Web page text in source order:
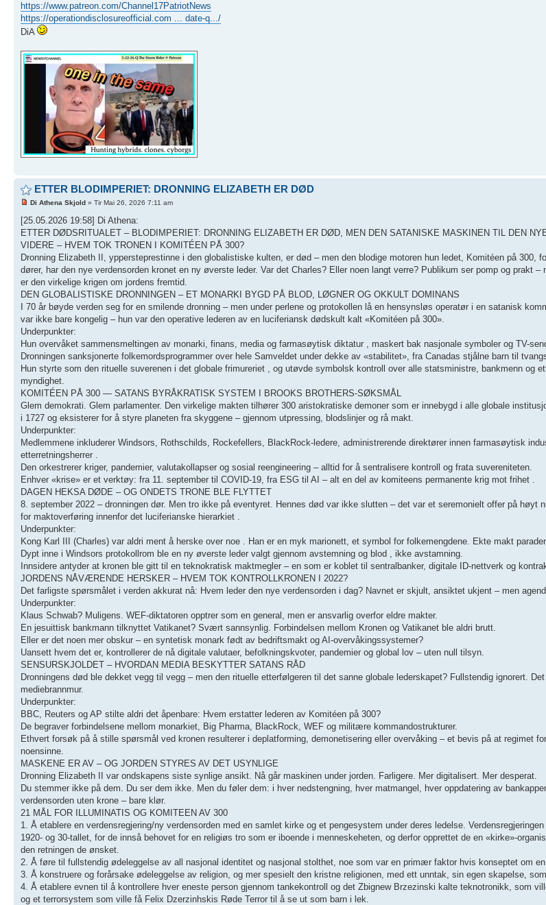
https://www.patreon.com/Channel17PatriotNews
https://operationdisclosureofficial.com ... date-q.../
DiA
ETTER BLODIMPERIET: DRONNING ELIZABETH ER DØD
Di Athena Skjold » Tir Mai 26, 2026 7:11 am
[25.05.2026 19:58] Di Athena:
ETTER DØDSRITUALET – BLODIMPERIET: DRONNING ELIZABETH ER DØD, MEN DEN SATANISKE MASKINEN TIL DEN
VIDERE – HVEM TOK TRONEN I KOMITÉEN PÅ 300?
Dronning Elizabeth II, yppersteprestinne i den globalistiske kulten, er død – men den blodige motoren hun ledet, Komitéen på 300,
dører, har den nye verdensorden kronet en ny øverste leder. Var det Charles? Eller noen langt verre? Publikum ser pomp og prakt
er den virkelige krigen om jordens fremtid.
DEN GLOBALISTISKE DRONNINGEN – ET MONARKI BYGD PÅ BLOD, LØGNER OG OKKULT DOMINANS
I 70 år bøyde verden seg for en smilende dronning – men under perlene og protokollen lå en hensynsløs operatør i en satanisk
var ikke bare kongelig – hun var den operative lederen av en luciferiansk dødskult kalt «Komitéen på 300».
Underpunkter:
Hun overvåket sammensmeltingen av monarki, finans, media og farmasøytisk diktatur , maskert bak nasjonale symboler og TV-
Dronningen sanksjonerte folkemordsprogrammer over hele Samveldet under dekke av «stabilitet», fra Canadas stjålne barn til
Hun styrte som den rituelle suverenen i det globale frimureriet , og utøvde symbolsk kontroll over alle statsministre, bankmenn og
myndighet.
KOMITÉEN PÅ 300 — SATANS BYRÅKRATISK SYSTEM I BROOKS BROTHERS-SØKSMÅL
Glem demokrati. Glem parlamenter. Den virkelige makten tilhører 300 aristokratiske demoner som er innebygd i alle globale
i 1727 og eksisterer for å styre planeten fra skyggene – gjennom utpressing, blodslinjer og rå makt.
Underpunkter:
Medlemmene inkluderer Windsors, Rothschilds, Rockefellers, BlackRock-ledere, administrerende direktører innen farmasøytisk
etterretningsherrer .
Den orkestrerer kriger, pandemier, valutakollapser og sosial reengineering – alltid for å sentralisere kontroll og frata suvereniteten.
Enhver «krise» er et verktøy: fra 11. september til COVID-19, fra ESG til AI – alt en del av komiteens permanente krig mot frihet .
DAGEN HEKSA DØDE – OG ONDETS TRONE BLE FLYTTET
8. september 2022 – dronningen dør. Men tro ikke på eventyret. Hennes død var ikke slutten – det var et seremonielt offer på høyt
for maktoverføring innenfor det luciferianske hierarkiet .
Underpunkter:
Kong Karl III (Charles) var aldri ment å herske over noe . Han er en myk marionett, et symbol for folkemengdene. Ekte makt
Dypt inne i Windsors protokollrom ble en ny øverste leder valgt gjennom avstemning og blod , ikke avstamning.
Innsidere antyder at kronen ble gitt til en teknokratisk maktmegler – en som er koblet til sentralbanker, digitale ID-nettverk og
JORDENS NÅVÆRENDE HERSKER – HVEM TOK KONTROLLKRONEN I 2022?
Det farligste spørsmålet i verden akkurat nå: Hvem leder den nye verdensorden i dag? Navnet er skjult, ansiktet ukjent – ​​men
Underpunkter:
Klaus Schwab? Muligens. WEF-diktatoren opptrer som en general, men er ansvarlig overfor eldre makter.
En jesuittisk bankmann tilknyttet Vatikanet? Svært sannsynlig. Forbindelsen mellom Kronen og Vatikanet ble aldri brutt.
Eller er det noen mer obskur – en syntetisk monark født av bedriftsmakt og AI-overvåkingssystemer?
Uansett hvem det er, kontrollerer de nå digitale valutaer, befolkningskvoter, pandemier og global lov – uten null tilsyn.
SENSURSKJOLDET – HVORDAN MEDIA BESKYTTER SATANS RÅD
Dronningens død ble dekket vegg til vegg – men den rituelle etterfølgeren til det sanne globale lederskapet? Fullstendig ignorert.
mediebrannmur.
Underpunkter:
BBC, Reuters og AP stilte aldri det åpenbare: Hvem erstatter lederen av Komitéen på 300?
De begraver forbindelsene mellom monarkiet, Big Pharma, BlackRock, WEF og militære kommandostrukturer.
Ethvert forsøk på å stille spørsmål ved kronen resulterer i deplatforming, demonetisering eller overvåking – et bevis på at regimet
noensinne.
MASKENE ER AV – OG JORDEN STYRES AV DET USYNLIGE
Dronning Elizabeth II var ondskapens siste synlige ansikt. Nå går maskinen under jorden. Farligere. Mer digitalisert. Mer desperat.
Du stemmer ikke på dem. Du ser dem ikke. Men du føler dem: i hver nedstengning, hver matmangel, hver oppdatering av
verdensorden uten krone – bare klør.
21 MÅL FOR ILLUMINATIS OG KOMITEEN AV 300
1. Å etablere en verdensregjering/ny verdensorden med en samlet kirke og et pengesystem under deres ledelse.
1920- og 30-tallet, for de innså behovet for en religiøs tro som er iboende i menneskeheten, og derfor opprettet de en «kirke»-
den retningen de ønsket.
2. Å føre til fullstendig ødeleggelse av all nasjonal identitet og nasjonal stolthet, noe som var en primær faktor hvis konseptet om en
3. Å konstruere og forårsake ødeleggelse av religion, og mer spesielt den kristne religionen, med ett unntak, sin egen skapelse,
4. Å etablere evnen til å kontrollere hver eneste person gjennom tankekontroll og det Zbignew Brzezinski kalte teknotronikk, som
og et terrorsystem som ville få Felix Dzerzinhskis Røde Terror til å se ut som barn i lek.